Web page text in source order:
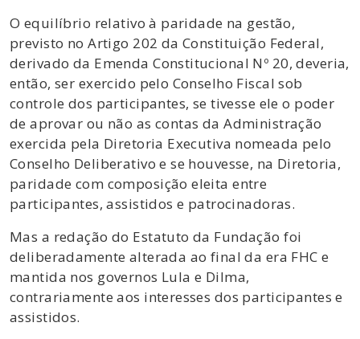
O equilíbrio relativo à paridade na gestão,
previsto no Artigo 202 da Constituição Federal,
derivado da Emenda Constitucional Nº 20, deveria,
então, ser exercido pelo Conselho Fiscal sob
controle dos participantes, se tivesse ele o poder
de aprovar ou não as contas da Administração
exercida pela Diretoria Executiva nomeada pelo
Conselho Deliberativo e se houvesse, na Diretoria,
paridade com composição eleita entre
participantes, assistidos e patrocinadoras.
Mas a redação do Estatuto da Fundação foi
deliberadamente alterada ao final da era FHC e
mantida nos governos Lula e Dilma,
contrariamente aos interesses dos participantes e
assistidos.